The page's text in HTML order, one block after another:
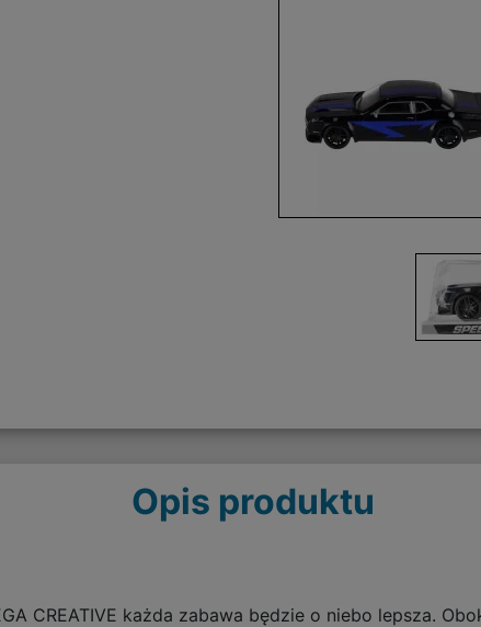
Opis produktu
CREATIVE każda zabawa będzie o niebo lepsza.